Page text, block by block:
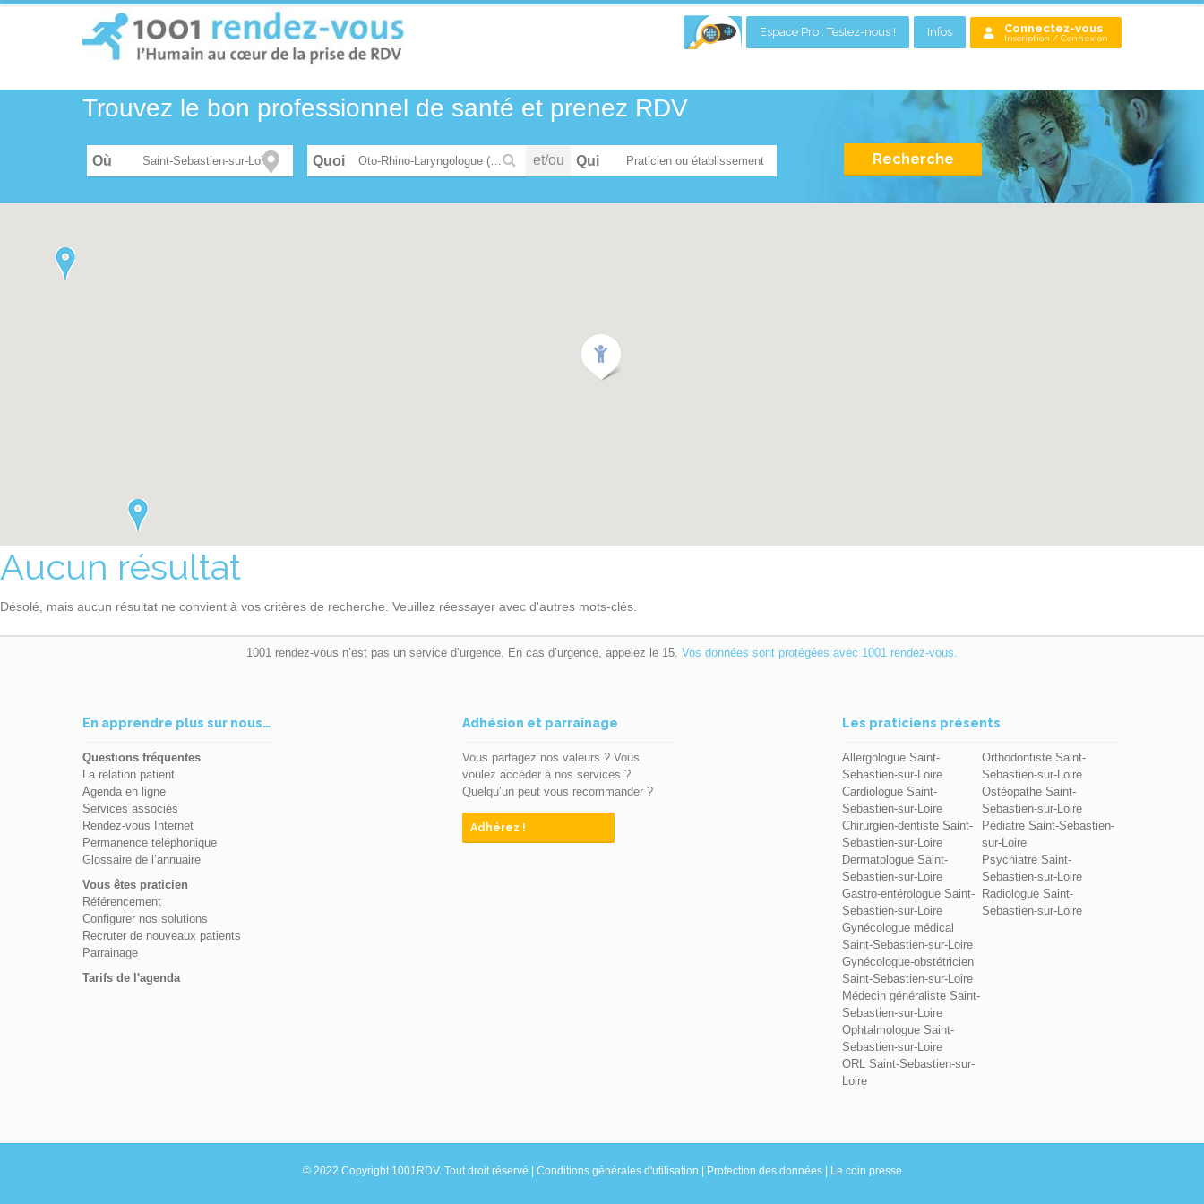
Espace Pro : Testez-nous ! Infos Connectez-vous
Inscription / Connexion
Trouvez le bon professionnel de santé et prenez RDV
Où Oto-Rhino-Laryngologue (ORL) et chirurgien cervico-facial et/ou Qui Recherche
Aucun résultat
Désolé, mais aucun résultat ne convient à vos critères de recherche. Veuillez réessayer avec d'autres mots-clés.
1001 rendez-vous n’est pas un service d’urgence. En cas d’urgence, appelez le 15. Vos données sont protégées avec 1001 rendez-vous.
En apprendre plus sur nous…
Questions fréquentes
La relation patient
Agenda en ligne
Services associés
Rendez-vous Internet
Permanence téléphonique
Glossaire de l’annuaire
Vous êtes praticien
Référencement
Configurer nos solutions
Recruter de nouveaux patients
Parrainage
Tarifs de l'agenda
Adhésion et parrainage
Vous partagez nos valeurs ? Vous
voulez accéder à nos services ?
Quelqu’un peut vous recommander ?
Adhérez !
Les praticiens présents
Allergologue Saint-
Sebastien-sur-Loire
Cardiologue Saint-
Sebastien-sur-Loire
Chirurgien-dentiste Saint-
Sebastien-sur-Loire
Dermatologue Saint-
Sebastien-sur-Loire
Gastro-entérologue Saint-
Sebastien-sur-Loire
Gynécologue médical
Saint-Sebastien-sur-Loire
Gynécologue-obstétricien
Saint-Sebastien-sur-Loire
Médecin généraliste Saint-
Sebastien-sur-Loire
Ophtalmologue Saint-
Sebastien-sur-Loire
ORL Saint-Sebastien-sur-
Loire
Orthodontiste Saint-
Sebastien-sur-Loire
Ostéopathe Saint-
Sebastien-sur-Loire
Pédiatre Saint-Sebastien-
sur-Loire
Psychiatre Saint-
Sebastien-sur-Loire
Radiologue Saint-
Sebastien-sur-Loire
© 2022 Copyright 1001RDV.Tout droit réservé | Conditions générales d'utilisation Protection des données| Le coin presse